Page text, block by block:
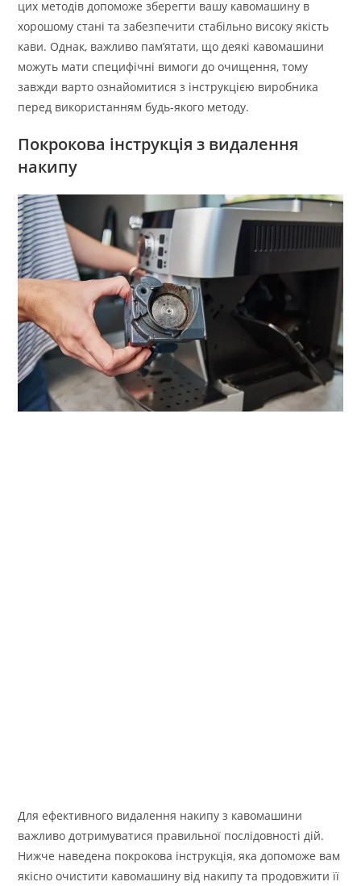
цих методів допоможе зберегти вашу кавомашину в
хорошому стані та забезпечити стабільно високу якість
кави. Однак, важливо пам’ятати, що деякі кавомашини
можуть мати специфічні вимоги до очищення, тому
завжди варто ознайомитися з інструкцією виробника
перед використанням будь-якого методу.
Покрокова інструкція з видалення
накипу
Для ефективного видалення накипу з кавомашини
важливо дотримуватися правильної послідовності дій.
Нижче наведена покрокова інструкція, яка допоможе вам
якісно очистити кавомашину від накипу та продовжити її